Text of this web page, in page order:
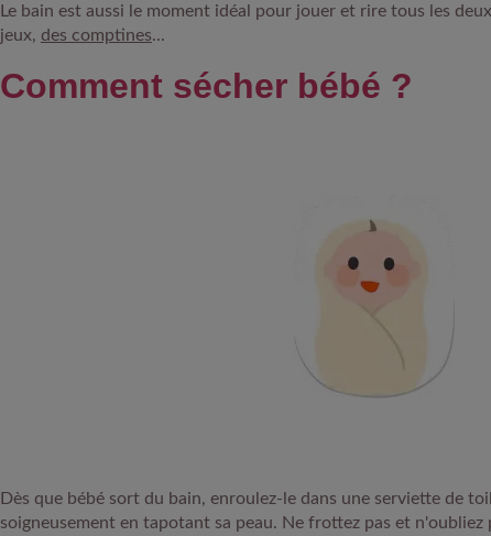
Le bain est aussi le moment idéal pour jouer et rire tous les
jeux, des comptines...
Comment sécher bébé ?
Dès que bébé sort du bain, enroulez-le dans une serviette de
soigneusementen tapotant sa peau. Ne frottez pas et n'oubliez